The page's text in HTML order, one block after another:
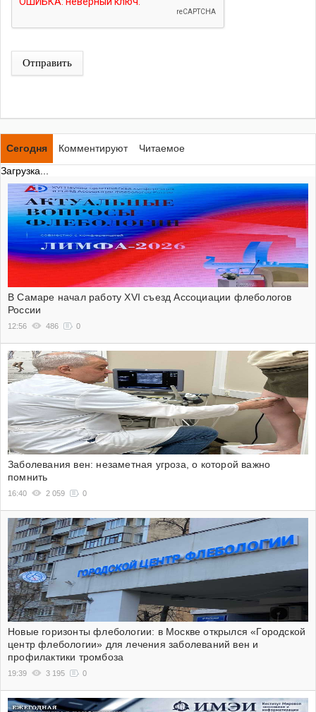
Отправить
Сегодня Комментируют
Читаемое
Загрузка...
В Самаре начал работу XVI съезд Ассоциации флебологов
России
12:56 486 0
Заболевания вен: незаметная угроза, о которой важно
помнить
16:40 2 059 0
Новые горизонты флебологии: в Москве открылся «Городской
центр флебологии» для лечения заболеваний вен и
профилактики тромбоза
19:39 3 195 0